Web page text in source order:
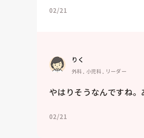
02/21
りく
外科, 小児科, リーダー
やはりそうなんですね。
02/21